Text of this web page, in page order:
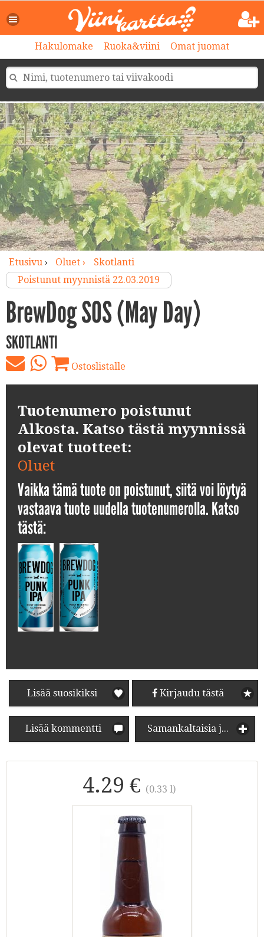
Hakulomake Ruoka&viini Omat juomat
Etusivu› Oluet ›
Skotlanti
Poistunut myynnistä 22.03.2019
BrewDog SOS (May Day)
SKOTLANTI
Ostoslistalle
Tuotenumero poistunut
Alkosta. Katso tästä myynnissä
olevat tuotteet:
Oluet
Vaikka tämä tuote on poistunut, siitä voi löytyä
vastaava tuote uudella tuotenumerolla. Katso
tästä:
Lisää suosikiksi Kirjaudu tästä
Lisää kommentti Samankaltaisia juomia
4.29 € (0.33 l)